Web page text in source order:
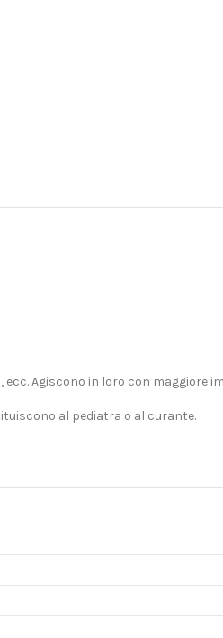
ecc. Agiscono in loro con maggiore
al pediatra o al curante.